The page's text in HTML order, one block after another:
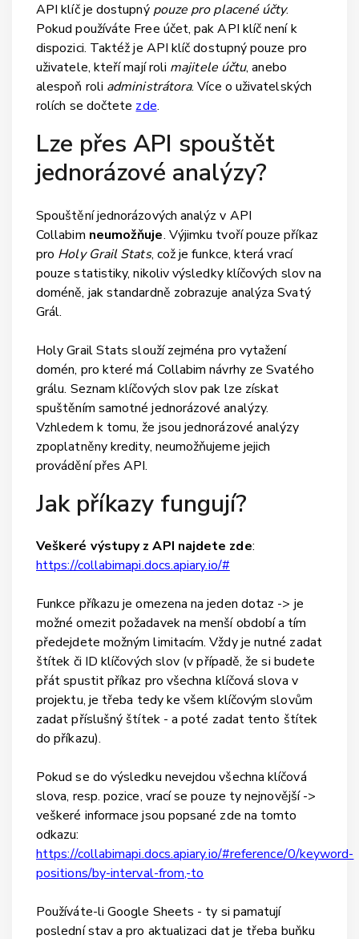
API klíč je dostupný pouze pro placené účty.
Pokud používáte Free účet, pak API klíč není k
dispozici. Taktéž je API klíč dostupný pouze pro
uživatele, kteří mají roli majitele účtu, anebo
alespoň roli administrátora. Více o uživatelských
rolích se dočtete zde.
Lze přes API spouštět
jednorázové analýzy?
Spouštění jednorázových analýz v API
Collabim neumožňuje. Výjimku tvoří pouze příkaz
pro Holy Grail Stats, což je funkce, která vrací
pouze statistiky, nikoliv výsledky klíčových slov na
doméně, jak standardně zobrazuje analýza Svatý
Grál.
Holy Grail Stats slouží zejména pro vytažení
domén, pro které má Collabim návrhy ze Svatého
grálu. Seznam klíčových slov pak lze získat
spuštěním samotné jednorázové analýzy.
Vzhledem k tomu, že jsou jednorázové analýzy
zpoplatněny kredity, neumožňujeme jejich
provádění přes API.
Jak příkazy fungují?
Veškeré výstupy z API najdete zde:
https://collabimapi.docs.apiary.io/#
Funkce příkazu je omezena na jeden dotaz -> je
možné omezit požadavek na menší období a tím
předejdete možným limitacím. Vždy je nutné zadat
štítek či ID klíčových slov (v případě, že si budete
přát spustit příkaz pro všechna klíčová slova v
projektu, je třeba tedy ke všem klíčovým slovům
zadat příslušný štítek - a poté zadat tento štítek
do příkazu).
Pokud se do výsledku nevejdou všechna klíčová
slova, resp. pozice, vrací se pouze ty nejnovější ->
veškeré informace jsou popsané zde na tomto
odkazu:
https://collabimapi.docs.apiary.io/#reference/0/keyword-
positions/by-interval-from,-to
Používáte-li Google Sheets - ty si pamatují
poslední stav a pro aktualizaci dat je třeba buňku